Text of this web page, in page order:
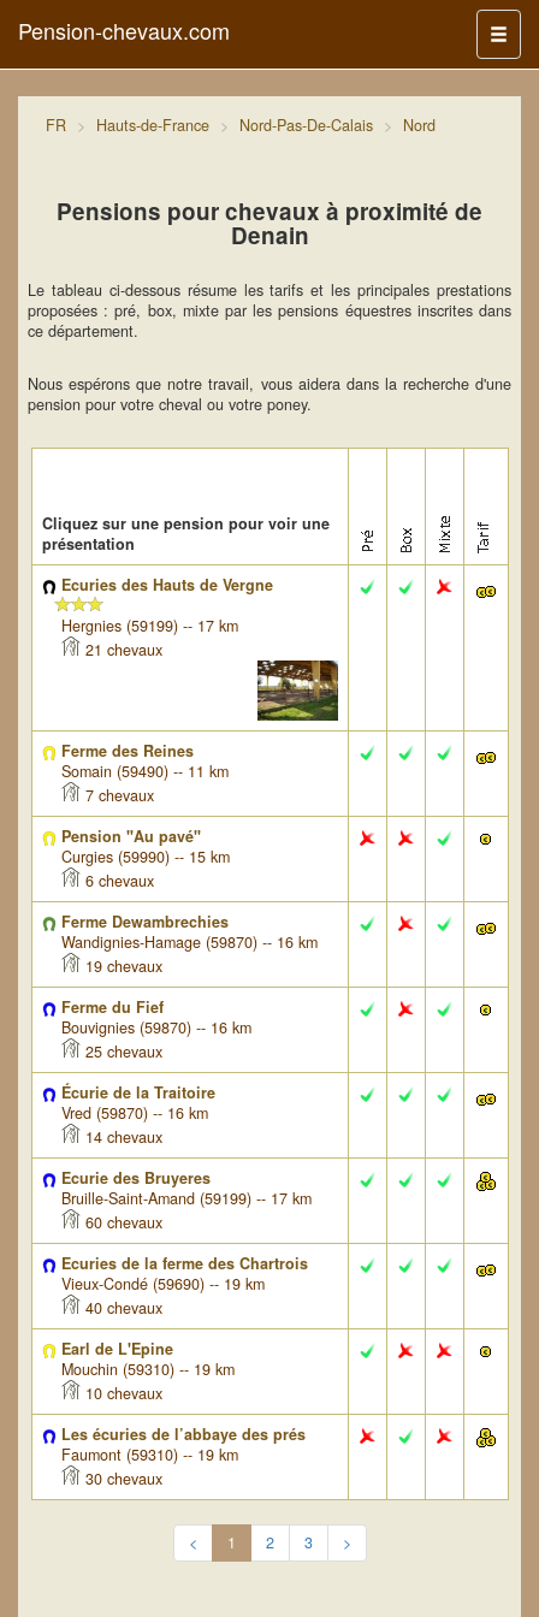
Menu
Pension-chevaux.com
FR Hauts-de-France Nord-Pas-De-Calais Nord
Pensions pour chevaux à proximité de
Denain
Le tableau ci-dessous résume les tarifs et les principales prestations
proposées : pré, box, mixte par les pensions équestres inscrites dans
ce département.
Nous espérons que notre travail, vous aidera dans la recherche d'une
pension pour votre cheval ou votre poney.
Cliquez sur une pension pour voir une
présentation
Ecuries des Hauts de Vergne
Hergnies (59199) -- 17 km
21 chevaux
Ferme des Reines
Somain (59490) -- 11 km
7 chevaux
Pension "Au pavé"
Curgies (59990) -- 15 km
6 chevaux
Ferme Dewambrechies
Wandignies-Hamage (59870) -- 16 km
19 chevaux
Ferme du Fief
Bouvignies (59870) -- 16 km
25 chevaux
Écurie de la Traitoire
Vred (59870) -- 16 km
14 chevaux
Ecurie des Bruyeres
Bruille-Saint-Amand (59199) -- 17 km
60 chevaux
Ecuries de la ferme des Chartrois
Vieux-Condé (59690) -- 19 km
40 chevaux
Earl de L'Epine
Mouchin (59310) -- 19 km
10 chevaux
Les écuries de l’abbaye des prés
Faumont (59310) -- 19 km
30 chevaux
< 1 2 3 >